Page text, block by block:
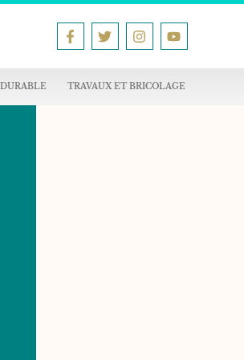
TRAVAUX ET BRICOLAGE